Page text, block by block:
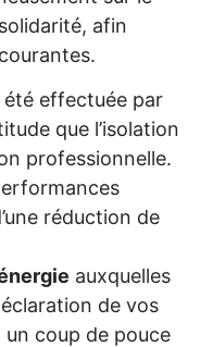
afin
effectuée par
que l’isolation
professionnelle.
réduction de
auxquelles
de vos
coup de pouce